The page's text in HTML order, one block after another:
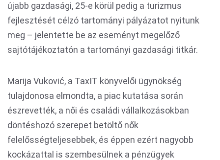
újabb gazdasági, 25-e körül pedig a turizmus
fejlesztését célzó tartományi pályázatot nyitunk
meg – jelentette be az eseményt megelőző
sajtótájékoztatón a tartományi gazdasági titkár.
Marija Vuković, a TaxIT könyvelői ügynökség
tulajdonosa elmondta, a piac kutatása során
észrevették, a női és családi vállalkozásokban
döntéshozó szerepet betöltő nők
felelősségteljesebbek, és éppen ezért nagyobb
kockázattal is szembesülnek a pénzügyek